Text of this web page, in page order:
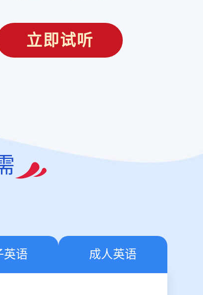
立即试听
英语 成人英语